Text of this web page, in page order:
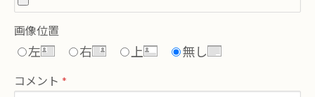
画像位置
左 右 上 無し
コメント